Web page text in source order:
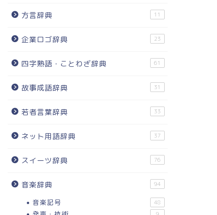
方言辞典 11
企業ロゴ辞典 23
四字熟語・ことわざ辞典 61
故事成語辞典 31
若者言葉辞典 33
ネット用語辞典 37
スイーツ辞典 76
音楽辞典 94
音楽記号 48